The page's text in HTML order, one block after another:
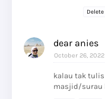
Delete
dear anies
October 26, 2022
kalau tak
masjid/surau